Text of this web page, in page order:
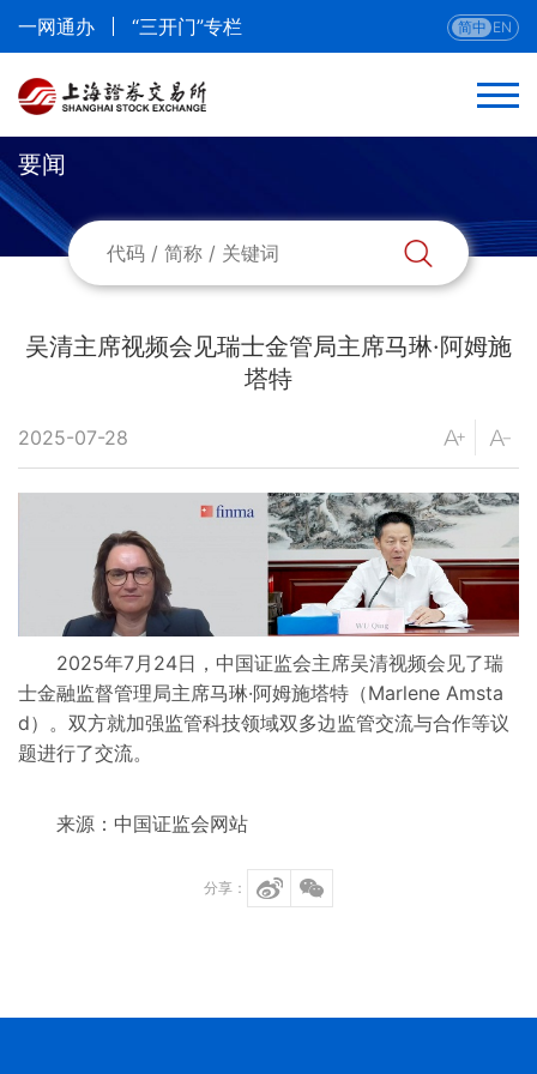
一网通办 “三开门”专栏 简中 EN
要闻
吴清主席视频会见瑞士金管局主席马琳·阿姆施
塔特
2025-07-28
2025年7月24日，中国证监会主席吴清视频会见了瑞
士金融监督管理局主席马琳·阿姆施塔特（Marlene Amsta
d）。双方就加强监管科技领域双多边监管交流与合作等议
题进行了交流。
来源：中国证监会网站
分享：